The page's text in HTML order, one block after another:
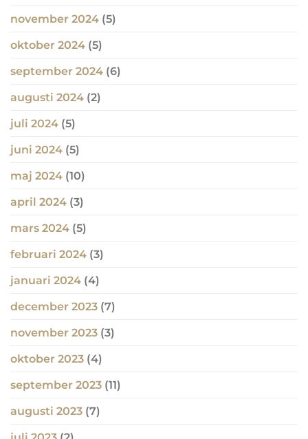
november 2024 (5)
oktober 2024 (5)
september 2024 (6)
augusti 2024 (2)
juli 2024 (5)
juni 2024 (5)
maj 2024 (10)
april 2024 (3)
mars 2024 (5)
februari 2024 (3)
januari 2024 (4)
december 2023 (7)
november 2023 (3)
oktober 2023 (4)
september 2023 (11)
augusti 2023 (7)